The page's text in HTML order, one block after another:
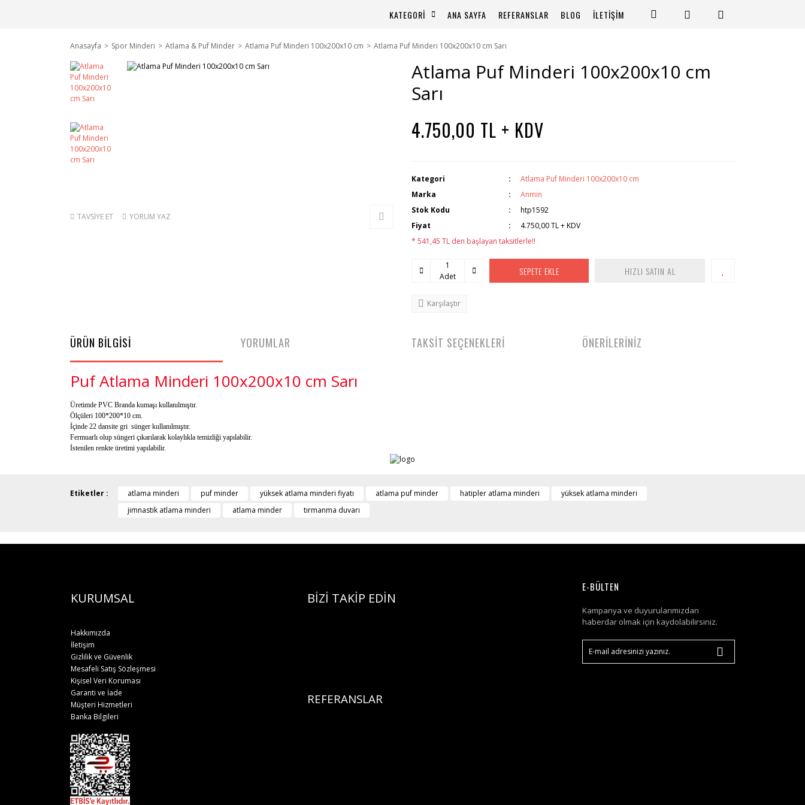
KATEGORİ ANA SAYFA REFERANSLAR BLOG İLETİŞİM
Anasayfa Spor Minderi Atlama & Puf Minder Atlama Puf Minderi 100x200x10 cm Atlama Puf Minderi 100x200x10 cm Sarı
TAVSİYE ET YORUM YAZ
Atlama Puf Minderi 100x200x10 cm
Sarı
4.750,00 TL + KDV
Kategori
Atlama Puf Minderi 100x200x10 cm
Marka
Anmin
Stok Kodu
htp1592
Fiyat
4.750,00 TL + KDV
* 541,45 TL den başlayan taksitlerle!!
Adet SEPETE EKLE HIZLI SATIN AL
Karşılaştır
ÜRÜN BİLGİSİ
Puf Atlama Minderi 100x200x10 cm Sarı
Üretimde PVC Branda kumaşı kullanılmıştır.
Ölçüleri 100*200*10 cm.
İçinde 22 dansite gri sünger kullanılmıştır.
Fermuarlı olup süngeri çıkarılarak kolaylıkla temizliği yapılabilir.
İstenilen renkte üretimi yapılabilir.
YORUMLAR TAKSİT SEÇENEKLERİ ÖNERİLERİNİZ
Etiketler : atlama minderi puf minder yüksek atlama minderi fiyatı atlama puf minder hatipler atlama minderi
yüksek atlama minderi
jimnastik atlama minderi
atlama minder tırmanma duvarı
KURUMSAL BİZİ TAKİP EDİN
Hakkımızda
İletişim
Gizlilik ve Güvenlik
Mesafeli Satış Sözleşmesi
Kişisel Veri Koruması
REFERANSLAR
Garanti ve İade
Müşteri Hizmetleri
Banka Bilgileri
E-BÜLTEN
Kampanya ve duyurularımızdan
haberdar olmak için kaydolabilirsiniz.